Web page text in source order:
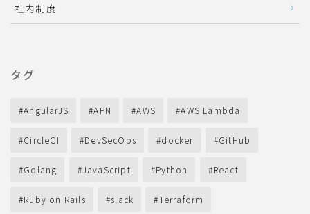
社内制度
タグ
AngularJS APN AWS AWS Lambda
CircleCI DevSecOps docker GitHub
Golang JavaScript Python React
Ruby on Rails slack Terraform